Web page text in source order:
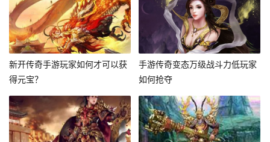
新开传奇手游玩家如何才可以获
得元宝？
手游传奇变态万级战斗力低玩家
如何抢夺